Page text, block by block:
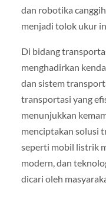
dan robotika
menjadi tolok ukur
Di bidang
menghadirkan
dan sistem
transportasi yang
menunjukkan
menciptakan solusi
seperti mobil listrik
modern, dan
dicari oleh